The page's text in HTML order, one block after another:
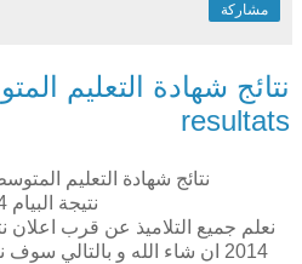
مشاركة
resultats
نتائج شهادة التعليم
نتيجة البيام 2014
نعلم جميع التلاميذ عن قرب اعلان
2014 ان شاء الله و بالتالي